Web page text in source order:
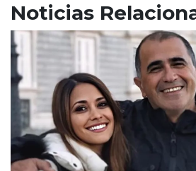
Noticias